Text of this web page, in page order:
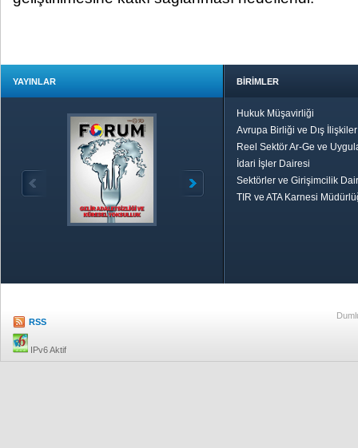
YAYINLAR BİRİMLER
Hukuk Müşavirliği
Avrupa Birliği ve Dış
Reel Sektör Ar-Ge ve
İdari İşler Dairesi
Sektörler ve Girişimcilik
TIR ve ATA Karnesi
RSS
IPv6 Aktif